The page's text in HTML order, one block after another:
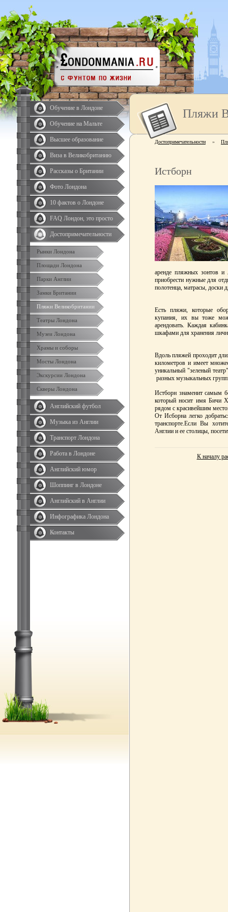
Обучение в Лондоне
Обучение на Мальте
Высшее образование
Виза в Великобританию
Рассказы о Британии
Фото Лондона
10 фактов о Лондоне
FAQ Лондон, это просто
Достопримечательности
Рынки Лондона
Площади Лондона
Парки Англии
Замки Британии
Пляжи Великобритании
Театры Лондона
Музеи Лондона
Храмы и соборы
Мосты Лондона
Экскурсии Лондона
Скверы Лондона
Английский футбол
Музыка из Англии
Транспорт Лондона
Работа в Лондоне
Английский юмор
Шоппинг в Лондоне
Английский в Англии
Инфографика Лондона
Контакты
Пляжи
Достопримечательности »
Истборн
аренде пляжных зонтов
приобрести нужные для
полотенца, матрасы, доски
Есть пляжи, которые
купания, их вы тоже
арендовать. Каждая
шкафами для хранения
Вдоль пляжей проходит
километров и имеет
уникальный "зеленый
разных музыкальных
Истборн знаменит самым
который носит имя Бичи
рядом с красивейшим
От Исборна легко
транспорте.Если Вы
Англии и ее столицы,
К началу